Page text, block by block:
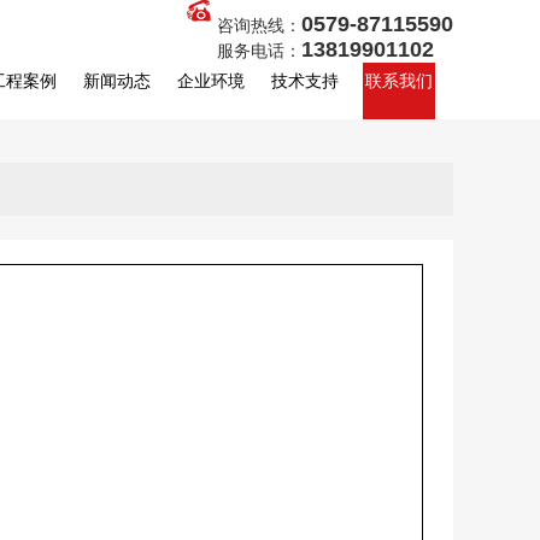
咨询热线： 0579-87115590
服务电话： 13819901102
程案例 新闻动态 企业环境 技术支持 联系我们